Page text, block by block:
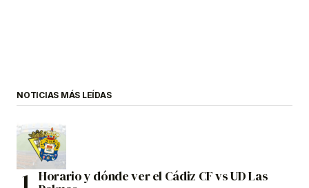
NOTICIAS MÁS LEÍDAS
Horario y dónde ver el Cádiz CF vs UD Las